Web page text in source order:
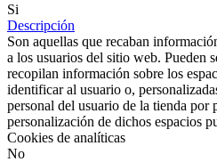
Si
Descripción
Son aquellas que recaban
a los usuarios del sitio web. Pueden
recopilan información sobre los
identificar al usuario o,
personal del usuario de la tienda por
personalización de dichos espacios
Cookies de analíticas
No